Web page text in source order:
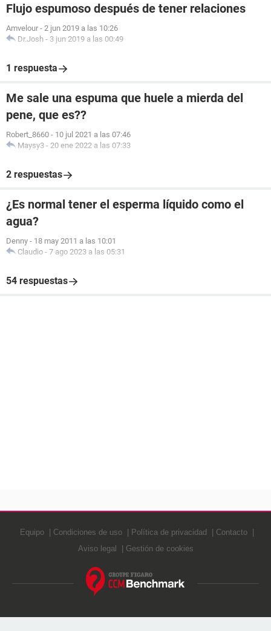
Flujo espumoso después de tener relaciones
Amvelour - 2 jun 2019 a las 10:26
Dr.Josh - 3 jun 2019 a las 00:49
1 respuesta
Me sale una espuma que huele a mierda del
pene, que es??
Robert_8660 - 10 jul 2021 a las 07:46
Maysy3 - 20 ene 2022 a las 07:33
2 respuestas
¿Es normal tener el esperma líquido como el
agua?
Denny - 18 may 2011 a las 10:01
Claudio - 7 ago 2023 a las 05:31
54 respuestas
Equipo Condiciones de uso Política de privacidad
Contacto
Aviso legal
Gestión de cookies